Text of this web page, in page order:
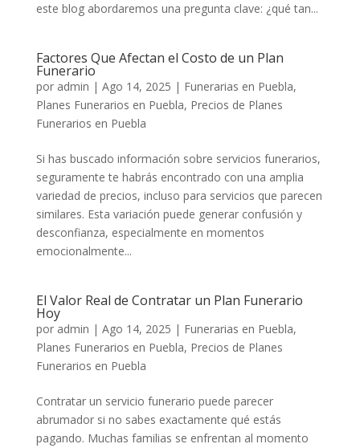
este blog abordaremos una pregunta clave: ¿qué tan...
Factores Que Afectan el Costo de un Plan
Funerario
por admin | Ago 14, 2025 | Funerarias en Puebla,
Planes Funerarios en Puebla, Precios de Planes
Funerarios en Puebla
Si has buscado información sobre servicios funerarios,
seguramente te habrás encontrado con una amplia
variedad de precios, incluso para servicios que parecen
similares. Esta variación puede generar confusión y
desconfianza, especialmente en momentos
emocionalmente...
El Valor Real de Contratar un Plan Funerario
Hoy
por admin | Ago 14, 2025 | Funerarias en Puebla,
Planes Funerarios en Puebla, Precios de Planes
Funerarios en Puebla
Contratar un servicio funerario puede parecer
abrumador si no sabes exactamente qué estás
pagando. Muchas familias se enfrentan al momento